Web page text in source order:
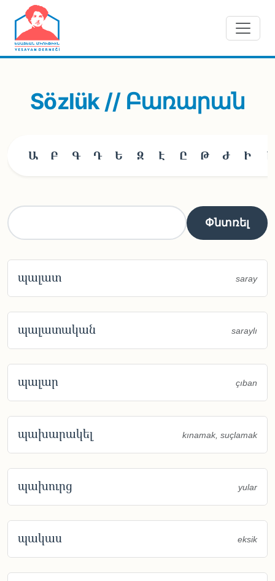
Skip to main content
Sözlük // Բառարան
Ա Բ Գ Դ Ե Զ Է Ը Թ Ժ Ի Լ
պալատ saray
պալատական saraylı
պալար çıban
պախարակել kınamak, suçlamak
պախուրց yular
պակաս eksik